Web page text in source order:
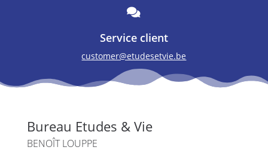

Service client
customer@etudesetvie.be
Bureau Etudes & Vie
BENOÎT LOUPPE